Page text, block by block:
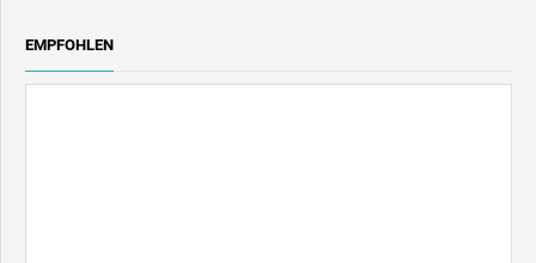
EMPFOHLEN